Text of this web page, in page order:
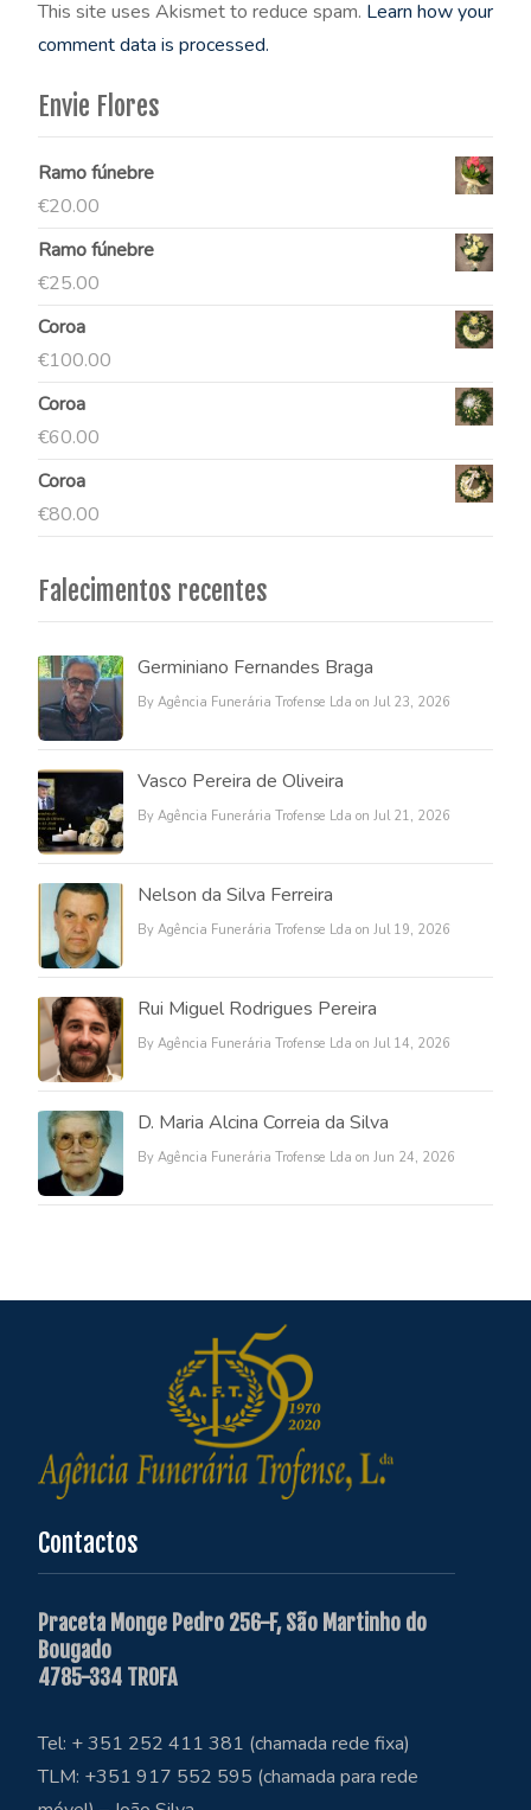
This site uses Akismet to reduce spam. Learn how your
comment data is processed.
Envie Flores
Ramo fúnebre
€20.00
Ramo fúnebre
€25.00
Coroa
€100.00
Coroa
€60.00
Coroa
€80.00
Falecimentos recentes
Germiniano Fernandes Braga
By Agência Funerária Trofense Lda on Jul 23, 2026
Vasco Pereira de Oliveira
By Agência Funerária Trofense Lda on Jul 21, 2026
Nelson da Silva Ferreira
By Agência Funerária Trofense Lda on Jul 19, 2026
Rui Miguel Rodrigues Pereira
By Agência Funerária Trofense Lda on Jul 14, 2026
D. Maria Alcina Correia da Silva
By Agência Funerária Trofense Lda on Jun 24, 2026
Contactos
Praceta Monge Pedro 256-F, São Martinho do
Bougado
4785-334 TROFA
Tel: + 351 252 411 381 (chamada rede fixa)
TLM: +351 917 552 595 (chamada para rede